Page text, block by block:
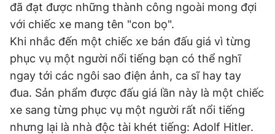
Hotline
0906 645 777
Liên hệ quảng cáo
0908 780 404
Đặt báo Quảng cáo RSS Tòa soạn Chính sách bảo
Tổng biên tập: Nguyễn Ngọc Toàn
Phó tổng biên tập thường trực: Hải Thành
Phó tổng biên tập: Lâm Hiếu Dũng
Phó tổng biên tập: Trần Việt Hưng
Tổng thư ký tòa soạn: Đức Trung
đã đạt được những thành công ngoài mong đợi
với chiếc xe mang tên "con bọ".
Khi nhắc đến một chiếc xe bán đấu giá vì từng
phục vụ một người nổi tiếng bạn có thể nghĩ
ngay tới các ngôi sao điện ảnh, ca sĩ hay tay
đua. Sản phẩm được đấu giá lần này là một chiếc
xe sang từng phục vụ một người rất nổi tiếng
nhưng lại là nhà độc tài khét tiếng: Adolf Hitler.